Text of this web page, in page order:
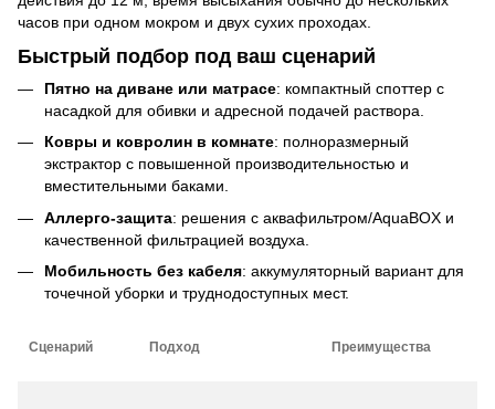
часов при одном мокром и двух сухих проходах.
Быстрый подбор под ваш сценарий
Пятно на диване или матрасе: компактный споттер с
насадкой для обивки и адресной подачей раствора.
Ковры и ковролин в комнате: полноразмерный
экстрактор с повышенной производительностью и
вместительными баками.
Аллерго-защита: решения с аквафильтром/AquaBOX и
качественной фильтрацией воздуха.
Мобильность без кабеля: аккумуляторный вариант для
точечной уборки и труднодоступных мест.
Сценарий Подход Преимущества